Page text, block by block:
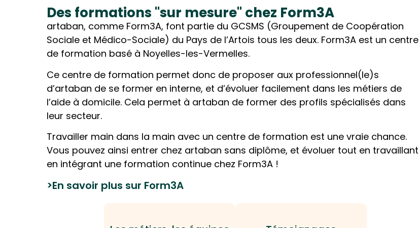
Des formations "sur mesure" chez Form3A
artaban, comme Form3A, font partie du GCSMS (Groupement de Coopération
Sociale et Médico-Sociale) du Pays de l’Artois tous les deux. Form3A est un centre
de formation basé à Noyelles-les-Vermelles.
Ce centre de formation permet donc de proposer aux professionnel(le)s
d’artaban de se former en interne, et d’évoluer facilement dans les métiers de
l’aide à domicile. Cela permet à artaban de former des profils spécialisés dans
leur secteur.
Travailler main dans la main avec un centre de formation est une vraie chance.
Vous pouvez ainsi entrer chez artaban sans diplôme, et évoluer tout en travaillant
en intégrant une formation continue chez Form3A !
>En savoir plus sur Form3A